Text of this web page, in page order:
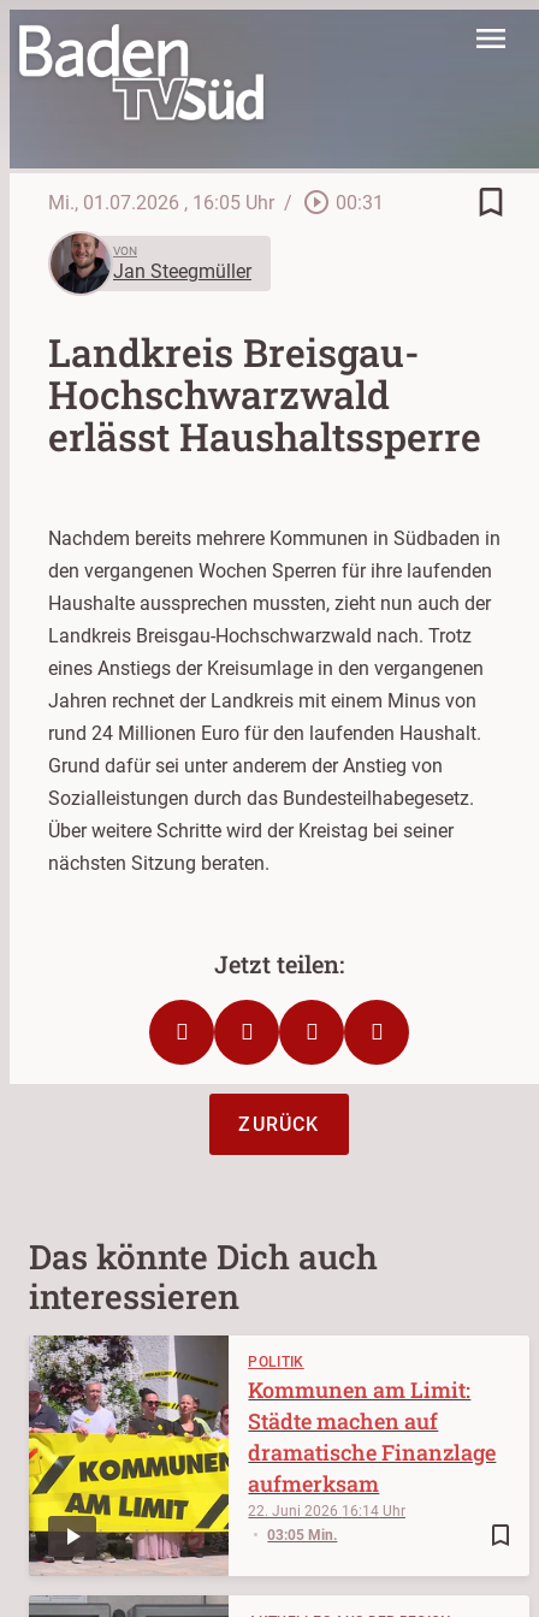
menu
Mi., 01.07.2026 , 16:05 Uhr / play_circle_outline 00:31 bookmark_border
VON
Jan Steegmüller
Landkreis Breisgau-
Hochschwarzwald
erlässt Haushaltssperre
Nachdem bereits mehrere Kommunen in Südbaden in
den vergangenen Wochen Sperren für ihre laufenden
Haushalte aussprechen mussten, zieht nun auch der
Landkreis Breisgau-Hochschwarzwald nach. Trotz
eines Anstiegs der Kreisumlage in den vergangenen
Jahren rechnet der Landkreis mit einem Minus von
rund 24 Millionen Euro für den laufenden Haushalt.
Grund dafür sei unter anderem der Anstieg von
Sozialleistungen durch das Bundesteilhabegesetz.
Über weitere Schritte wird der Kreistag bei seiner
nächsten Sitzung beraten.
ZURÜCK
Das könnte Dich auch
interessieren
POLITIK
bookmark_border
22. Juni 2026 16:14
03:05 Min.
Kommunen am Limit:
Städte machen auf
dramatische Finanzlage
aufmerksam